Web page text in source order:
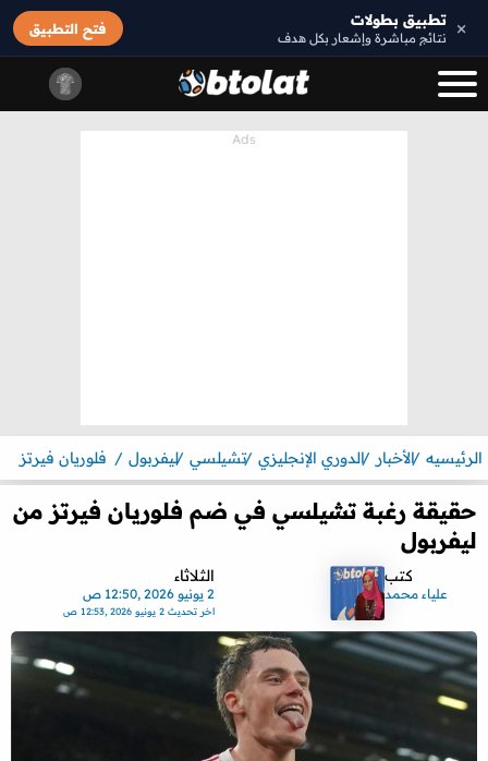
× تطبيق بطولات
نتائج مباشرة وإشعار بكل هدف
فتح التطبيق
الرئيسيه الأخبار الدوري الإنجليزي تشيلسي ليفربول فلوريان فيرتز
حقيقة رغبة تشيلسي في ضم فلوريان فيرتز من
ليفربول
كتب
علياء محمد
الثلاثاء
2 يونيو 2026 ,12:50 ص
اخر تحديث2 يونيو 2026 ,12:53 ص